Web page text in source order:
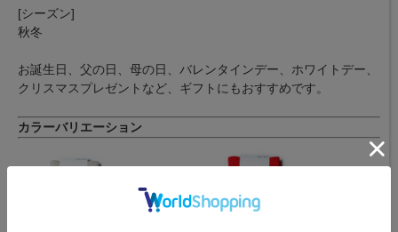
[シーズン]
秋冬
お誕生日、父の日、母の日、バレンタインデー、ホワイトデー、
クリスマスプレゼントなど、ギフトにもおすすめです。
カラーバリエーション